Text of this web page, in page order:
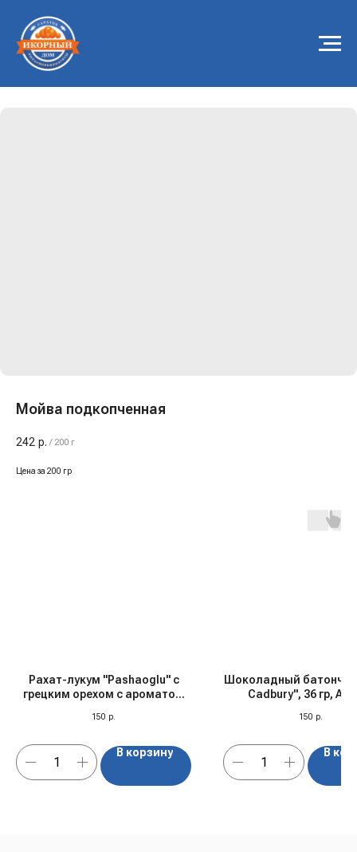
Мойва подкопченная
242 р. / 200 г
Цена за 200 гр
Рахат-лукум "Pashaoglu" с
грецким орехом с ароматом
150 р.
В корзину
Шоколадный
Cadbury", 36 гр,
150 р.
В